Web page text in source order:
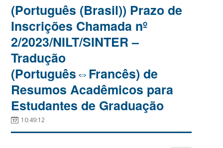
(Português (Brasil)) Prazo de
Inscrições Chamada nº
2/2023/NILT/SINTER –
Tradução
(Português⇔Francês) de
Resumos Acadêmicos para
Estudantes de Graduação
10:49:12